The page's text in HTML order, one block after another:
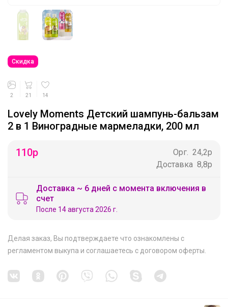
Скидка
2 21 14
Lovely Moments Детский шампунь-бальзам
2 в 1 Виноградные мармеладки, 200 мл
110р Орг.
24,2р
Доставка 8,8р
Доставка ~ 6 дней с момента включения в
счет
После 14 августа 2026 г.
Делая заказ, Вы подтверждаете что ознакомлены с
регламентом выкупа и соглашаетесь с договором оферты